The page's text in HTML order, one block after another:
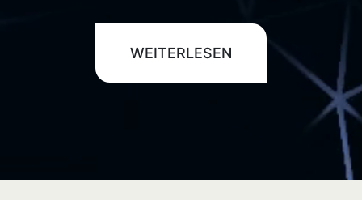
WEITERLESEN